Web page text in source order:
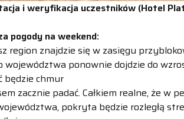
i weryfikacja uczestników (Hotel
pogody na weekend:
region znajdzie się w zasięgu
województwa ponownie dojdzie do
chmur
zacznie padać. Całkiem realne, że w
pokryta będzie rozległą